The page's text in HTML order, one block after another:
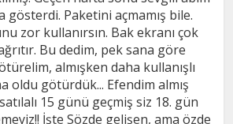
gösterdi. Paketini açmamış bile.
zor kullanırsın. Bak ekranı çok
Bu dedim, pek sana göre
almışken daha kullanışlı
oldu götürdük... Efendim almış
15 günü geçmiş siz 18. gün
İşte Sözde gelişen, ama özde